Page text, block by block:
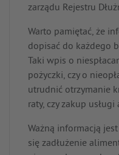
zarządu Rejestru
Warto pamiętać, że
dopisać do każdego
Taki wpis o
pożyczki, czy o
utrudnić otrzymanie
raty, czy zakup
Ważną informacją
się zadłużenie